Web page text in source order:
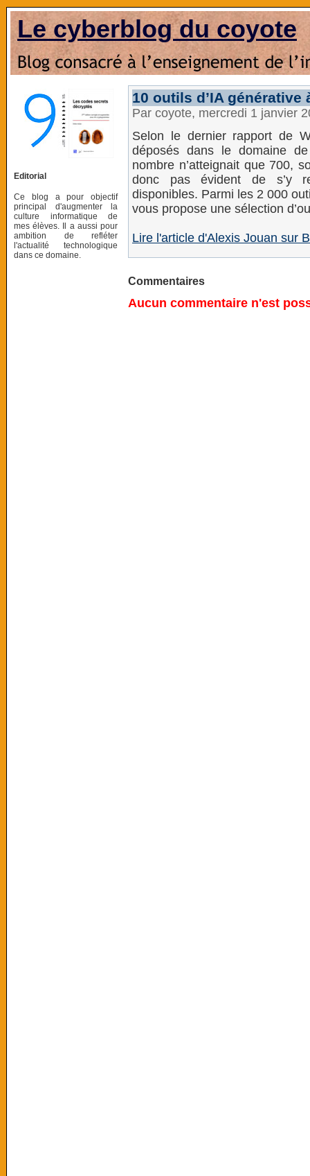
Le cyberblog du coyote
Editorial
Ce blog a pour objectif
principal d'augmenter la
culture informatique de
mes élèves. Il a aussi pour
ambition de refléter
l'actualité technologique
dans ce domaine.
10 outils d’IA générative
Par coyote, mercredi 1 janvier
Selon le dernier rapport de
déposés dans le domaine
nombre n’atteignait que 700,
donc pas évident de s’y
disponibles. Parmi les 2 000
vous propose une sélection
Lire l'article d'Alexis Jouan sur
Commentaires
Aucun commentaire n'est